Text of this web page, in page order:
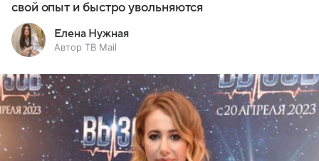
свой опыт и быстро увольняются
Елена Нужная
Автор ТВ Mail